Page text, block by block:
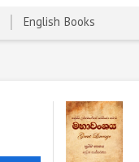
English Books